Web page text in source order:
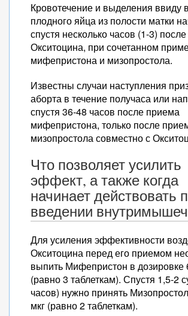
Кровотечение и выделения ввиду
плодного яйца из полости матки
спустя несколько часов (1-3)
Окситоцина, при сочетанном
мифепристона и мизопростола.
Известны случаи наступления
аборта в течение получаса или
спустя 36-48 часов после приема
мифепристона, только после
мизопростола совместно с
Что позволяет усилить
эффект, а также когда
начинает действовать
введении
Для усиления эффективности
Окситоцина перед его приемом
выпить Мифепристон в дозировке
(равно 3 таблеткам). Спустя 1,5-2
часов) нужно принять
мкг (равно 2 таблеткам).